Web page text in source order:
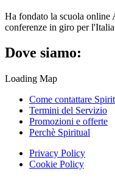
Ha fondato la scuola online
conferenze in giro per
Dove siamo:
Loading Map
Come contattare
Termini del Servizio
Promozioni e offerte
Perchè Spiritual
Privacy Policy
Cookie Policy